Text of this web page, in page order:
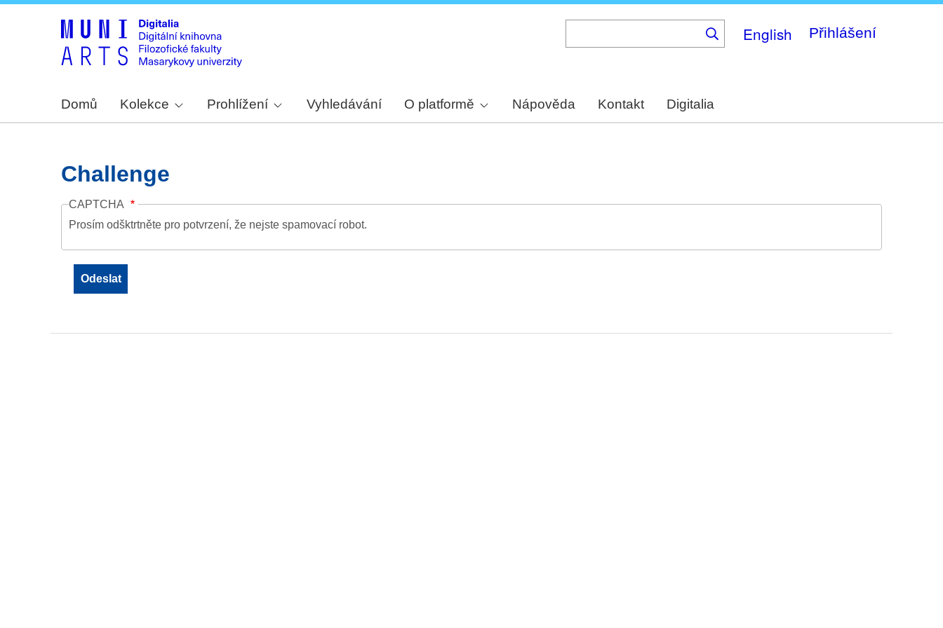
English Přihlášení
Domů Kolekce Prohlížení Vyhledávání O platformě Nápověda Kontakt Digitalia
Challenge
CAPTCHA
Prosím odšktrtněte pro potvrzení, že nejste spamovací robot.